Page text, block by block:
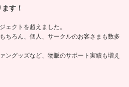
す！
ェクトを超えました。
ちろん、個人、サークルのお客さまも数多
ングッズなど、物販のサポート実績も増え